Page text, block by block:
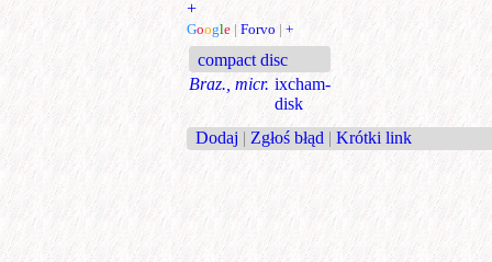
+
Google | Forvo | +
compact disc
Braz., micr. ixcham-
disk
Dodaj | Zgłoś błąd | Krótki link